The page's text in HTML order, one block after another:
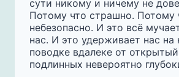
сути никому и ничему не
Потому что страшно. Потому
небезопасно. И это всё
нас. И это удерживает нас на
поводке вдалеке от
подлинных невероятно